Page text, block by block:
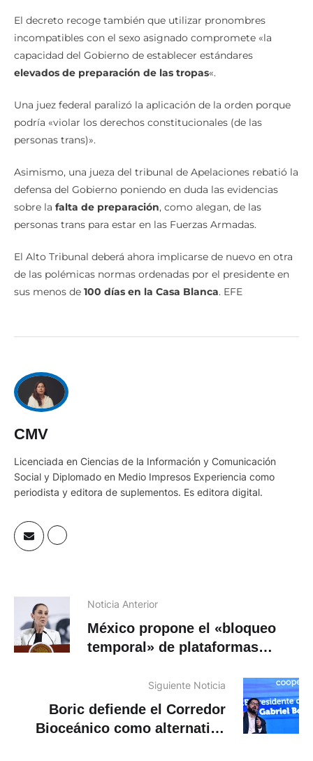
El decreto recoge también que utilizar pronombres
incompatibles con el sexo asignado compromete «la
capacidad del Gobierno de establecer estándares
elevados de preparación de las tropas«.
Una juez federal paralizó la aplicación de la orden porque
podría «violar los derechos constitucionales (de las
personas trans)».
Asimismo, una jueza del tribunal de Apelaciones rebatió la
defensa del Gobierno poniendo en duda las evidencias
sobre la falta de preparación, como alegan, de las
personas trans para estar en las Fuerzas Armadas.
El Alto Tribunal deberá ahora implicarse de nuevo en otra
de las polémicas normas ordenadas por el presidente en
sus menos de 100 días en la Casa Blanca. EFE
CMV
Licenciada en Ciencias de la Información y Comunicación
Social y Diplomado en Medio Impresos Experiencia como
periodista y editora de suplementos. Es editora digital.
Noticia Anterior
México propone el «bloqueo
temporal» de plataformas
Siguiente Noticia
Boric defiende el Corredor
Bioceánico como alternativa